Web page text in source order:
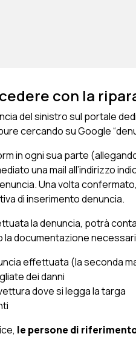
con la
del sinistro sul portale
cercando su Google
in ogni sua parte
una mail all’indirizzo
Una volta
di inserimento denuncia.
la denuncia, potrà
la documentazione
effettuata (la seconda
dei danni
dove si legga la targa
le persone di